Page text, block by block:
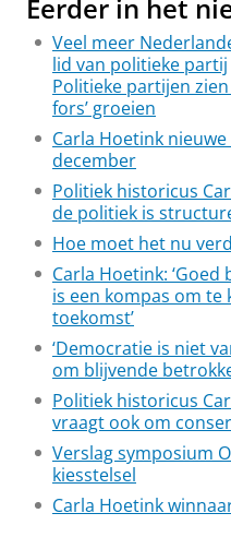
Eerder in het
Veel meer
lid van politieke partij
Politieke partijen
fors’ groeien
Carla Hoetink
december
Politiek historicus
de politiek is
Hoe moet het nu
Carla Hoetink:
is een kompas om
toekomst’
‘Democratie is niet
om blijvende
Politiek historicus
vraagt ook om
Verslag symposium
kiesstelsel
Carla Hoetink